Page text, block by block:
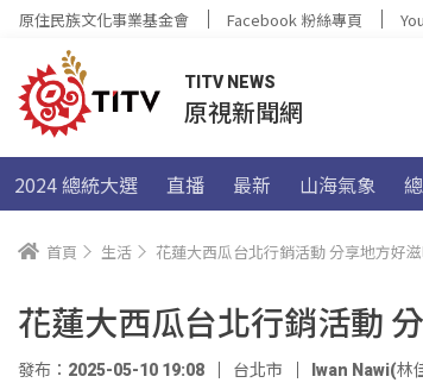
原住民族文化事業基金會 Facebook 粉絲專頁
TITV NEWS
原視新聞網
2024 總統大選 直播 最新 山海氣象
首頁 生活 花蓮大西瓜台北行銷活動 分享地方好滋
花蓮大西瓜台北行銷活動
發布：2025-05-10 19:08 台北市 Iwan Nawi(林